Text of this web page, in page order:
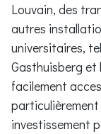
Louvain, des
autres
universitaires,
Gasthuisberg et
facilement
investissement